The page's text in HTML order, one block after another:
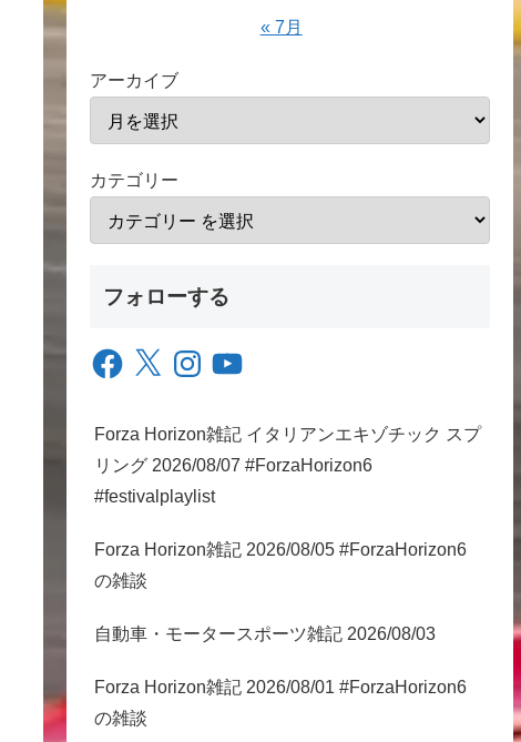
« 7月
アーカイブ
カテゴリー
フォローする
Facebook
X InstagramYouTube
Forza Horizon雑記 イタリアンエキゾチック スプ
リング 2026/08/07 #ForzaHorizon6
#festivalplaylist
Forza Horizon雑記 2026/08/05 #ForzaHorizon6
の雑談
自動車・モータースポーツ雑記 2026/08/03
Forza Horizon雑記 2026/08/01 #ForzaHorizon6
の雑談